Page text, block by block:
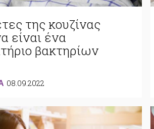
της κουζίνας
είναι ένα
βακτηρίων
08.09.2022